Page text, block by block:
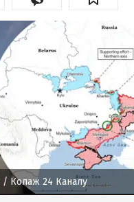
/ Колаж 24 Каналу